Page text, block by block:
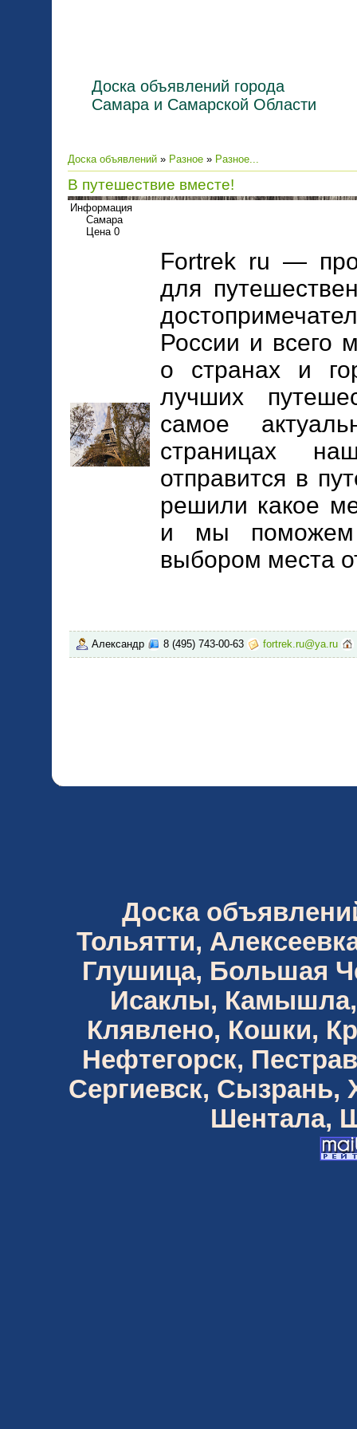
Доска объявлений города
Самара и Самарской Области
Доска объявлений » Разное » Разное...
В путешествие вместе!
Информация
Самара
Цена 0
Fortrek ru —
для
России и всего
о странах и
лучших
самое
страницах
отправится в
решили какое
и мы поможем
выбором места
Александр 8 (495) 743-00-63 fortrek.ru@ya.ru
Доска
Тольятти,
Глушица, Большая
Исаклы, Камышла,
Клявлено, Кошки,
Нефтегорск,
Сергиевск,
Шентала,